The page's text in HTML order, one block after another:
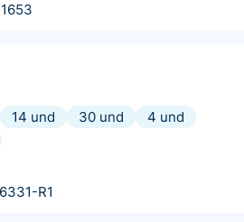
14 und 30 und
4 und
R1